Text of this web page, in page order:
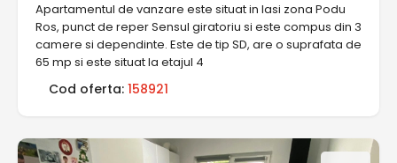
Apartamentul de vanzare este situat in Iasi zona Podu
Ros, punct de reper Sensul giratoriu si este compus din 3
camere si dependinte. Este de tip SD, are o suprafata de
65 mp si este situat la etajul 4
Cod oferta: 158921